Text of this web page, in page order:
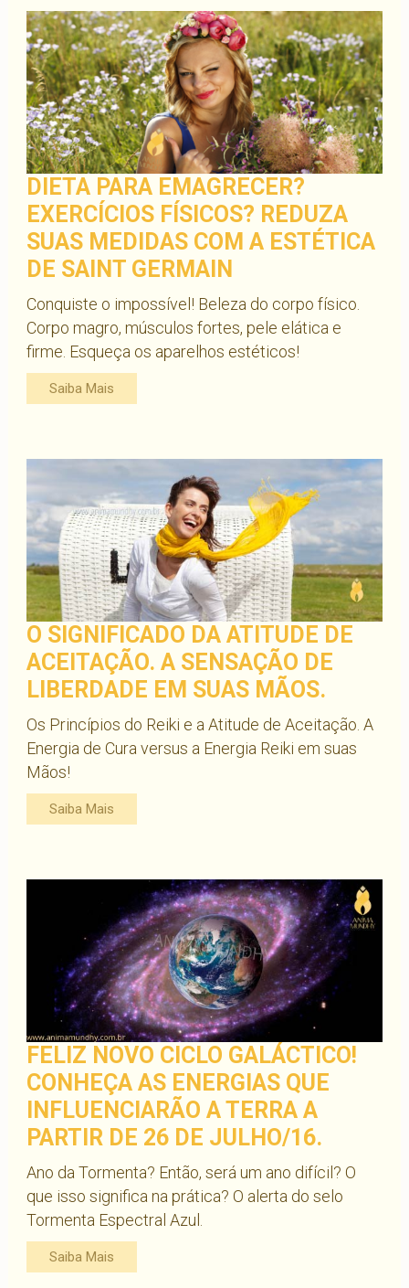
DIETA PARA EMAGRECER?
EXERCÍCIOS FÍSICOS? REDUZA
SUAS MEDIDAS COM A ESTÉTICA
DE SAINT GERMAIN
Conquiste o impossível! Beleza do corpo físico.
Corpo magro, músculos fortes, pele elática e
firme. Esqueça os aparelhos estéticos!
Saiba Mais
O SIGNIFICADO DA ATITUDE DE
ACEITAÇÃO. A SENSAÇÃO DE
LIBERDADE EM SUAS MÃOS.
Os Princípios do Reiki e a Atitude de Aceitação. A
Energia de Cura versus a Energia Reiki em suas
Mãos!
Saiba Mais
FELIZ NOVO CICLO GALÁCTICO!
CONHEÇA AS ENERGIAS QUE
INFLUENCIARÃO A TERRA A
PARTIR DE 26 DE JULHO/16.
Ano da Tormenta? Então, será um ano difícil? O
que isso significa na prática? O alerta do selo
Tormenta Espectral Azul.
Saiba Mais